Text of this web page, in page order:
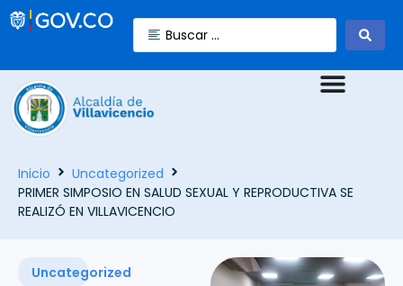
Inicio
Uncategorized
PRIMER SIMPOSIO EN SALUD SEXUAL Y REPRODUCTIVA SE
REALIZÓ EN VILLAVICENCIO
Uncategorized